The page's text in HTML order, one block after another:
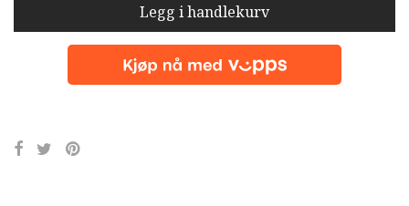
Legg i handlekurv